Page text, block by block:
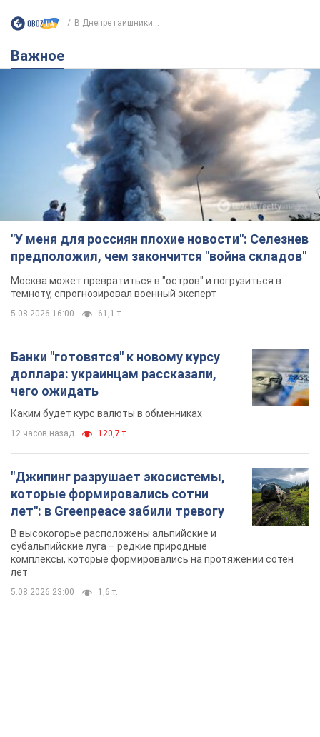
В Днепре гаишники...
Важное
"У меня для россиян плохие новости": Селезнев
предположил, чем закончится "война складов"
Москва может превратиться в "остров" и погрузиться в
темноту, спрогнозировал военный эксперт
5.08.2026 16:00 61,1 т.
Банки "готовятся" к новому курсу
доллара: украинцам рассказали,
чего ожидать
Каким будет курс валюты в обменниках
12 часов назад 120,7 т.
"Джипинг разрушает экосистемы,
которые формировались сотни
лет": в Greenpeace забили тревогу
В высокогорье расположены альпийские и
субальпийские луга – редкие природные
комплексы, которые формировались на протяжении сотен
лет
5.08.2026 23:00 1,6 т.